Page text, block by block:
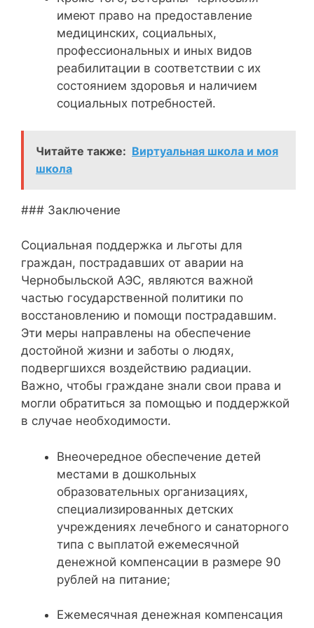
имеют право на предоставление
медицинских, социальных,
профессиональных и иных видов
реабилитации в соответствии с их
состоянием здоровья и наличием
социальных потребностей.
Читайте также: Виртуальная школа и моя
школа
### Заключение
Социальная поддержка и льготы для
граждан, пострадавших от аварии на
Чернобыльской АЭС, являются важной
частью государственной политики по
восстановлению и помощи пострадавшим.
Эти меры направлены на обеспечение
достойной жизни и заботы о людях,
подвергшихся воздействию радиации.
Важно, чтобы граждане знали свои права и
могли обратиться за помощью и поддержкой
в случае необходимости.
Внеочередное обеспечение детей
местами в дошкольных
образовательных организациях,
специализированных детских
учреждениях лечебного и санаторного
типа с выплатой ежемесячной
денежной компенсации в размере 90
рублей на питание;
Ежемесячная денежная компенсация